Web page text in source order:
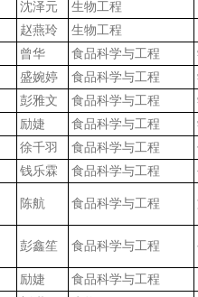
沈泽元 生物工程
赵燕玲 生物工程
曾华 食品科学与工程
盛婉婷 食品科学与工程
彭雅文 食品科学与工程
励婕 食品科学与工程
徐千羽 食品科学与工程
钱乐霖 食品科学与工程
陈航 食品科学与工程
彭鑫笙 食品科学与工程
励婕 食品科学与工程